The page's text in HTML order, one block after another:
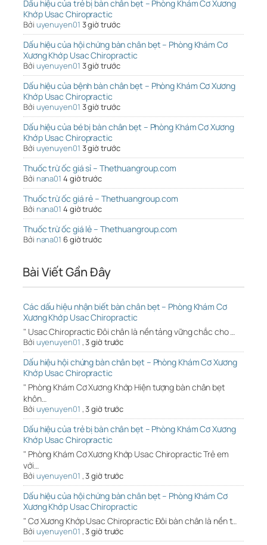
Dấu hiệu của trẻ bị bàn chân bẹt – Phòng Khám Cơ Xương
Khớp Usac Chiropractic
Bởi uyenuyen01 3 giờ trước
Dấu hiệu của hội chứng bàn chân bẹt – Phòng Khám Cơ
Xương Khớp Usac Chiropractic
Bởi uyenuyen01 3 giờ trước
Dấu hiệu của bệnh bàn chân bẹt – Phòng Khám Cơ Xương
Khớp Usac Chiropractic
Bởi uyenuyen01 3 giờ trước
Dấu hiệu của bé bị bàn chân bẹt – Phòng Khám Cơ Xương
Khớp Usac Chiropractic
Bởi uyenuyen01 3 giờ trước
Thuốc trừ ốc giá sỉ – Thethuangroup.com
Bởi nana01 4 giờ trước
Thuốc trừ ốc giá rẻ – Thethuangroup.com
Bởi nana01 4 giờ trước
Thuốc trừ ốc giá lẻ – Thethuangroup.com
Bởi nana01 6 giờ trước
Bài Viết Gần Đây
Các dấu hiệu nhận biết bàn chân bẹt – Phòng Khám Cơ
Xương Khớp Usac Chiropractic
" Usac Chiropractic Đôi chân là nền tảng vững chắc cho …
Bởi uyenuyen01 ,3 giờ trước
Dấu hiệu hội chứng bàn chân bẹt – Phòng Khám Cơ Xương
Khớp Usac Chiropractic
" Phòng Khám Cơ Xương Khớp Hiện tượng bàn chân bẹt
khôn…
Bởi uyenuyen01 ,3 giờ trước
Dấu hiệu của trẻ bị bàn chân bẹt – Phòng Khám Cơ Xương
Khớp Usac Chiropractic
" Phòng Khám Cơ Xương Khớp Usac Chiropractic Trẻ em
với…
Bởi uyenuyen01 ,3 giờ trước
Dấu hiệu của hội chứng bàn chân bẹt – Phòng Khám Cơ
Xương Khớp Usac Chiropractic
" Cơ Xương Khớp Usac Chiropractic Đôi bàn chân là nền t…
Bởi uyenuyen01 ,3 giờ trước